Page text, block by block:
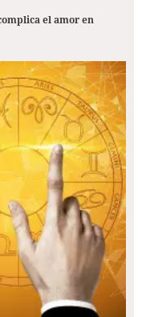
el amor en